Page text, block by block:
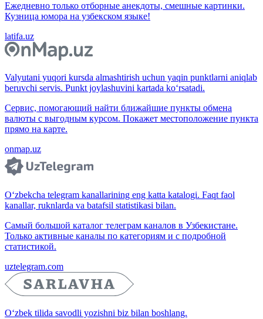
Ежедневно только отборные анекдоты, смешные картинки.
Кузница юмора на узбекском языке!
latifa.uz
Valyutani yuqori kursda almashtirish uchun yaqin punktlarni aniqlab
beruvchi servis. Punkt joylashuvini kartada ko‘rsatadi.
Сервис, помогающий найти ближайшие пункты обмена
валюты с выгодным курсом. Покажет местоположение пункта
прямо на карте.
onmap.uz
O‘zbekcha telegram kanallarining eng katta katalogi. Faqt faol
kanallar, ruknlarda va batafsil statistikasi bilan.
Самый большой каталог телеграм каналов в Узбекистане.
Только активные каналы по категориям и с подробной
статистикой.
uztelegram.com
O‘zbek tilida savodli yozishni biz bilan boshlang.